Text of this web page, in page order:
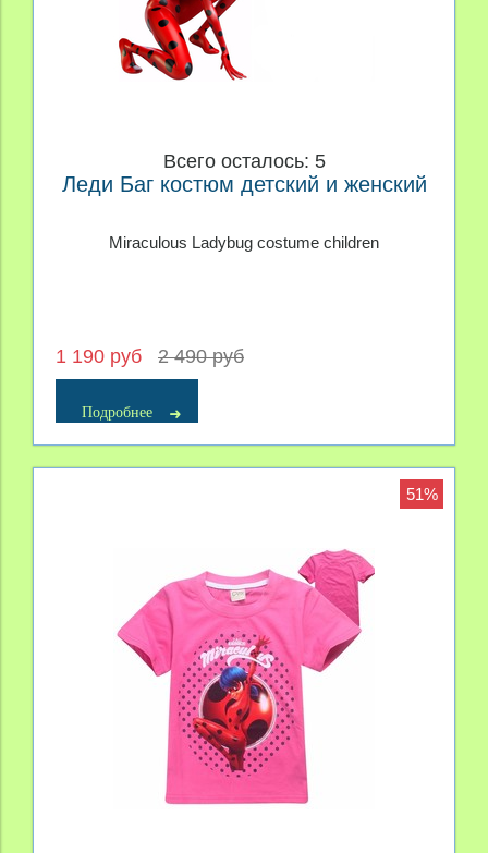
Всего осталось: 5
Леди Баг костюм детский и женский
Miraculous Ladybug costume children
1 190 руб 2 490 руб
Подробнее
51%